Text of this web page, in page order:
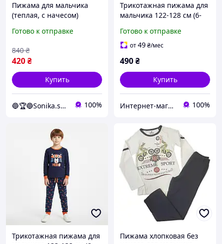
Пижама для мальчика
(теплая, с начесом)
128 см Серый с голубым
Готово к отправке
420₴
840 ₴
Купить
🔵🏆🔵Sonika.shop 100%
Трикотажная пижама для
мальчика 122-128 см (6-
Готово к отправке
от49₴/мес
490₴
Купить
Интернет-магазин "Детки" 100%
Трикотажная пижама для
Пижама хлопковая без